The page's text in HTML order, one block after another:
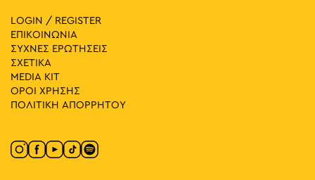
LOGIN / REGISTER
ΕΠΙΚΟΙΝΩΝΙΑ
ΣΥΧΝΕΣ ΕΡΩΤΗΣΕΙΣ
ΣΧΕΤΙΚΑ
MEDIA ΚIT
ΟΡΟΙ ΧΡΗΣΗΣ
ΠΟΛΙΤΙΚΗ ΑΠΟΡΡΗΤΟΥ